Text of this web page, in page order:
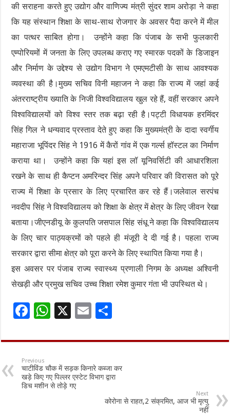
की सराहना करते हुए उद्योग और वाणिज्य मंत्री सुंदर शाम अरोड़ा ने कहा
कि यह संस्थान शिक्षा के साथ-साथ रोजगार के अवसर पैदा करने में मील
का पत्थर साबित होगा। उन्होंने कहा कि पंजाब के सभी फुलकारी
एम्पोरियमों में जनता के लिए उपलब्ध कराए गए स्मारक पदकों के डिजाइन
और निर्माण के उद्देश्य से उद्योग विभाग ने एमएमटीसी के साथ आवश्यक
व्यवस्था की है।मुख्य सचिव विनी महाजन ने कहा कि राज्य में जहां कई
अंतरराष्ट्रीय ख्याति के निजी विश्वविद्यालय खुल रहे हैं, वहीं सरकार अपने
विश्वविद्यालयों को विश्व स्तर तक बढ़ा रही है।पट्टी विधायक हरमिंदर
सिंह गिल ने धन्यवाद प्रस्ताव देते हुए कहा कि मुख्यमंत्री के दादा स्वर्गीय
महाराजा भूपिंदर सिंह ने 1916 में कैरों गांव में एक गर्ल्स हॉस्टल का निर्माण
कराया था। उन्होंने कहा कि यहां इस लॉ यूनिवर्सिटी की आधारशिला
रखने के साथ ही कैप्टन अमरिन्दर सिंह अपने परिवार की विरासत को पूरे
राज्य में शिक्षा के प्रसार के लिए प्रचारित कर रहे हैं।जलेवाल सरपंच
नवदीप सिंह ने विश्वविद्यालय को शिक्षा के क्षेत्र में क्षेत्र के लिए जीवन रेखा
बताया।जीएनडीयू के कुलपति जसपाल सिंह संधू ने कहा कि विश्वविद्यालय
के लिए चार पाठ्यक्रमों को पहले ही मंजूरी दे दी गई है। पहला राज्य
सरकार द्वारा सीमा क्षेत्र को पूरा करने के लिए स्थापित किया गया है।
इस अवसर पर पंजाब राज्य स्वास्थ्य प्रणाली निगम के अध्यक्ष अश्विनी
सेखड़ी और प्रमुख सचिव उच्च शिक्षा रमेश कुमार गंता भी उपस्थित थे।
F
e
b
o
o
W
at
sA
p
p
X
E
ai
l
ar
Previous
चाटीविंड चौक में सड़क किनारे कब्जा कर
खड़े किए गए पिल्लर एस्टेट विभाग द्वारा
डिच मशीन से तोड़े गए
Next
कोरोना से राहत,2 संक्रमित, आज भी मृत्यु
नहीं